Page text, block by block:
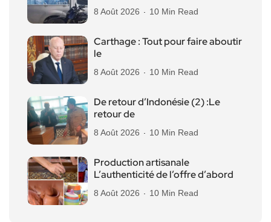
8 Août 2026 10 Min Read
Carthage : Tout pour faire aboutir
le
8 Août 2026 10 Min Read
De retour d’Indonésie (2) :Le
retour de
8 Août 2026 10 Min Read
Production artisanale
L’authenticité de l’offre d’abord
8 Août 2026 10 Min Read